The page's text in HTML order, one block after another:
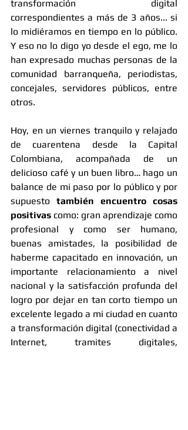
transformación digital
correspondientes a más de 3 años... si
lo midiéramos en tiempo en lo público.
Y eso no lo digo yo desde el ego, me lo
han expresado muchas personas de la
comunidad barranqueña, periodistas,
concejales, servidores públicos, entre
otros.
Hoy, en un viernes tranquilo y relajado
de cuarentena desde la Capital
Colombiana, acompañada de un
delicioso café y un buen libro… hago un
balance de mi paso por lo público y por
supuesto también encuentro cosas
positivas como: gran aprendizaje como
profesional y como ser humano,
buenas amistades, la posibilidad de
haberme capacitado en innovación, un
importante relacionamiento a nivel
nacional y la satisfacción profunda del
logro por dejar en tan corto tiempo un
excelente legado a mi ciudad en cuanto
a transformación digital (conectividad a
Internet, tramites digitales,